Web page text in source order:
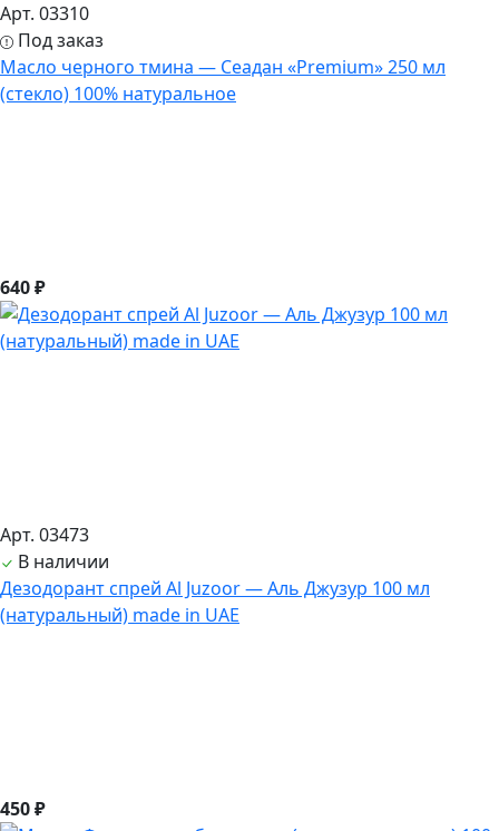
Арт. 03310
Под заказ
Масло черного тмина — Сеадан «Premium» 250 мл
(стекло) 100% натуральное
640 ₽
Арт. 03473
В наличии
Дезодорант спрей Al Juzoor — Аль Джузур 100 мл
(натуральный) made in UAE
450 ₽